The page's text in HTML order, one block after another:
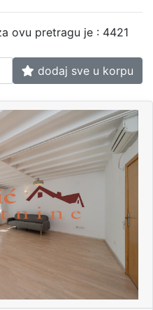
ovu pretragu je : 4421
dodaj sve u korpu